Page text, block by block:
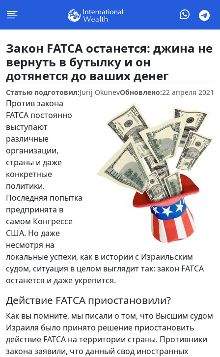
Закон FATCA останется: джина не
вернуть в бутылку и он
дотянется до ваших денег
Статью подготовил:Jurij OkunevОбновлено:22 апреля 2021
Против закона
FATCA постоянно
выступают
различные
организации,
страны и даже
конкретные
политики.
Последняя попытка
предпринята в
самом Конгрессе
США. Но даже
несмотря на
локальные успехи, как в истории с Израильским
судом, ситуация в целом выглядит так: закон FATCA
останется и даже укрепится.
Действие FATCA приостановили?
Как вы помните, мы писали о том, что Высшим судом
Израиля было принято решение приостановить
действие FATCA на территории страны. Противники
закона заявили, что данный свод иностранных